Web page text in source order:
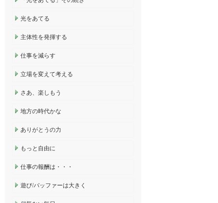
光をあてる
主体性を発揮する
仕事を減らす
立場を変えて考える
さあ、楽しもう
地方の時代かな
ありがとうの力
もっと自由に
仕事の報酬は・・・
遊び/バッファーは大きく